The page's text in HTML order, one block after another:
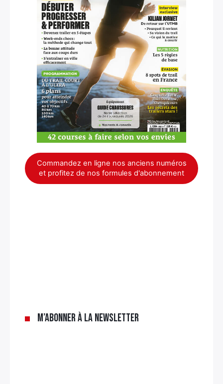
Commandez en ligne nos anciens numéros
et profitez de nos formules d'abonnement
M’abonner à la newsletter
×
Rechercher